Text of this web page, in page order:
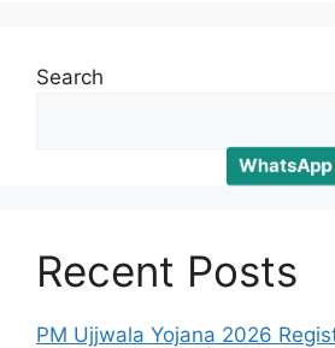
Search
Recent Posts
PM Ujjwala Yojana 2026
WhatsApp